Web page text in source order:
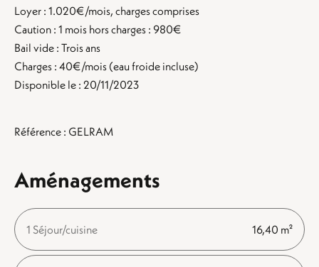
Loyer : 1.020€/mois, charges comprises
Caution : 1 mois hors charges : 980€
Bail vide : Trois ans
Charges : 40€/mois (eau froide incluse)
Disponible le : 20/11/2023
Référence : GELRAM
Aménagements
1 Séjour/cuisine 16,40 m²